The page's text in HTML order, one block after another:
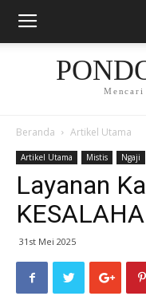
Beranda Artikel Utama
Artikel Utama Mistis Ngaji
Layanan
31st Mei 2025